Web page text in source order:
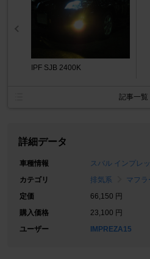
IPF SJB 2400K
記事一覧
詳細データ
車種情報
スバル インプレ
カテゴリ
排気系
マフラ
定価
66,150 円
購入価格
23,100 円
ユーザー
IMPREZA15